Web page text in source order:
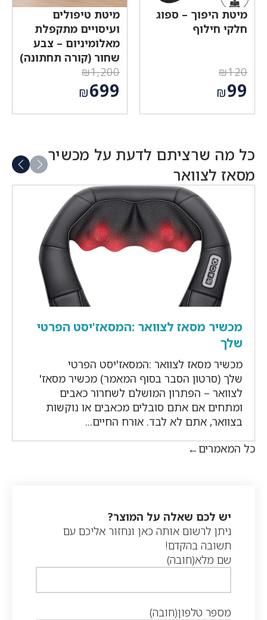
מיטת היפוך – ספוג
חלקי חילוף
₪120
המחיר
המקורי
היה:
₪99
₪99.
מיטת טיפולים
ועיסויים מתקפלת
מאלומיניום – צבע
שחור (קורה תחתונה)
₪1,200
המחיר
המקורי
היה:
₪699
₪699.
כל מה שרציתם לדעת על מכשיר
מסאז לצוואר
מכשיר מסאז לצוואר :המסאז'יסט הפרטי
שלך
מכשיר מסאז לצוואר :המסאז'יסט הפרטי
שלך (סרטון הסבר בסוף המאמר) מכשיר מסאז'
לצוואר – הפתרון המושלם לשחרור כאבים
ומתחים אם אתם סובלים מכאבים או נוקשות
בצוואר, אתם לא לבד. אורח החיים...
כל המאמרים
יש לכם שאלה על המוצר?
ניתן לרשום אותה כאן ונחזור אליכם עם
תשובה בהקדם!
שם מלא(חובה)
מספר טלפון(חובה)